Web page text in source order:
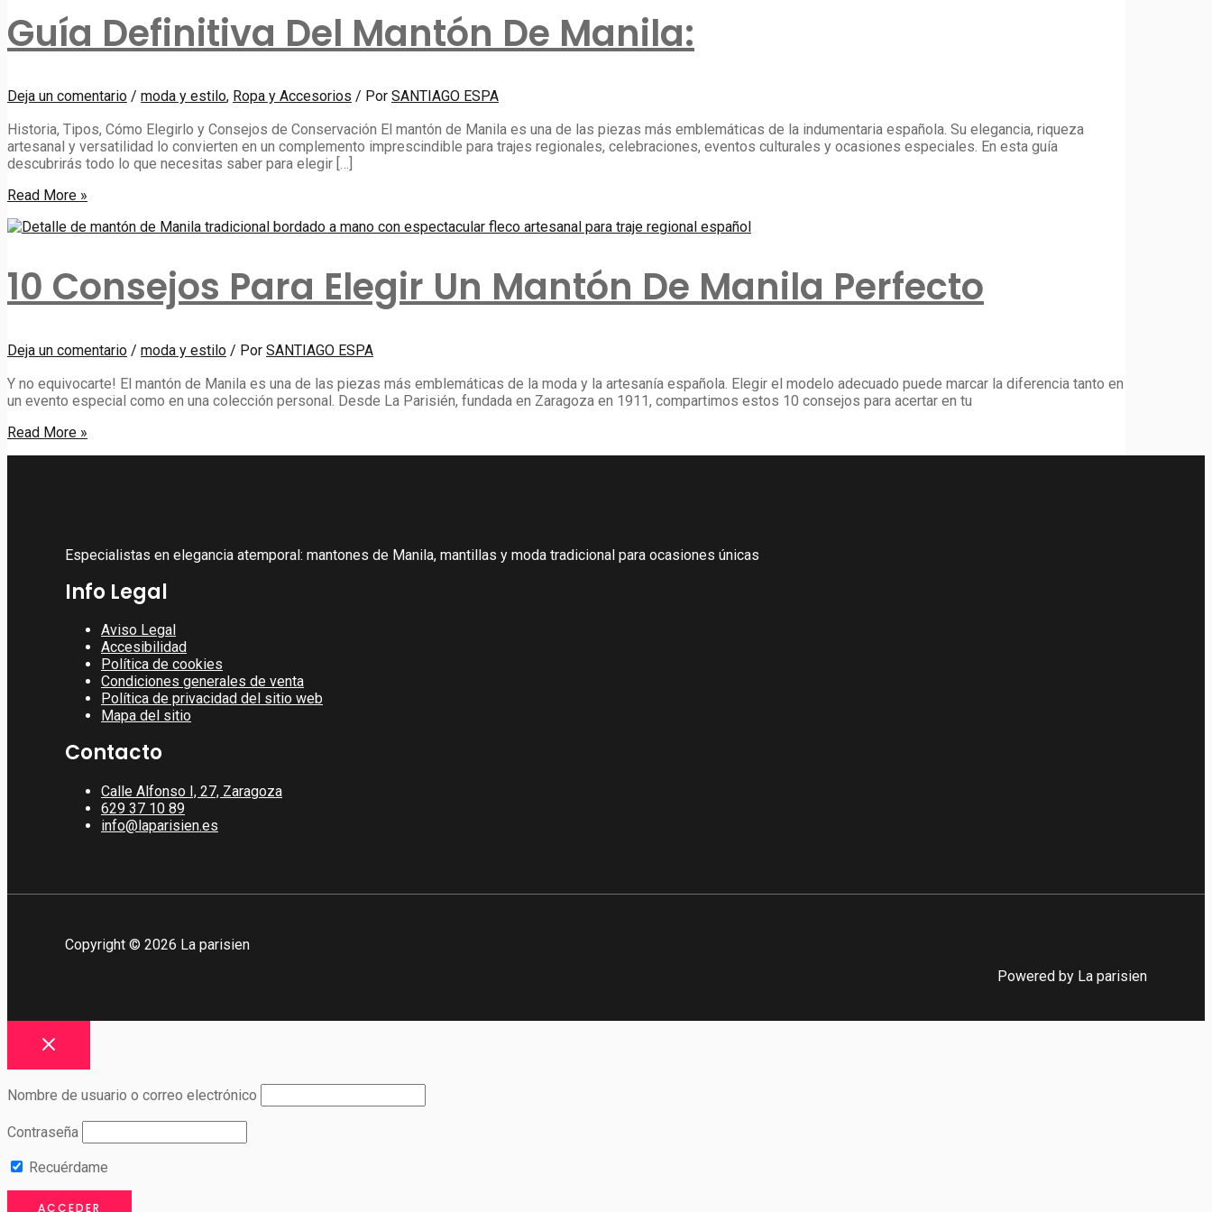
Guía Definitiva Del Mantón De Manila:
Deja un comentario / moda y estilo, Ropa y Accesorios / Por SANTIAGO ESPA
Historia, Tipos, Cómo Elegirlo y Consejos de Conservación El mantón de Manila es una de las piezas más emblemáticas de la indumentaria española. Su elegancia, riqueza
artesanal y versatilidad lo convierten en un complemento imprescindible para trajes regionales, celebraciones, eventos culturales y ocasiones especiales. En esta guía
descubrirás todo lo que necesitas saber para elegir […]
Guía
del
Manila:
Read More »
10 Consejos Para Elegir Un Mantón De Manila Perfecto
Deja un comentario / moda y estilo / Por SANTIAGO ESPA
Y no equivocarte! El mantón de Manila es una de las piezas más emblemáticas de la moda y la artesanía española. Elegir el modelo adecuado puede marcar la diferencia tanto en
un evento especial como en una colección personal. Desde La Parisién, fundada en Zaragoza en 1911, compartimos estos 10 consejos para acertar en tu
10
Read More »
Especialistas en elegancia atemporal: mantones de Manila, mantillas y moda tradicional para ocasiones únicas
Info Legal
Aviso Legal
Accesibilidad
Política de cookies
Condiciones generales de venta
Política de privacidad del sitio web
Mapa del sitio
Contacto
Calle Alfonso I, 27, Zaragoza
629 37 10 89
info@laparisien.es
Copyright © 2026 La parisien
Powered by La parisien
Nombre de usuario o correo electrónico
Contraseña
Recuérdame